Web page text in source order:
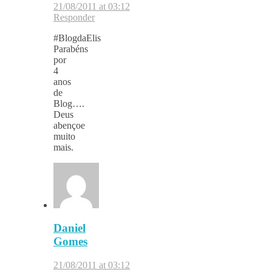
21/08/2011 at 03:12
Responder
#BlogdaElis
Parabéns
por
4
anos
de
Blog….
Deus
abençoe
muito
mais.
Daniel
Gomes
21/08/2011 at 03:12